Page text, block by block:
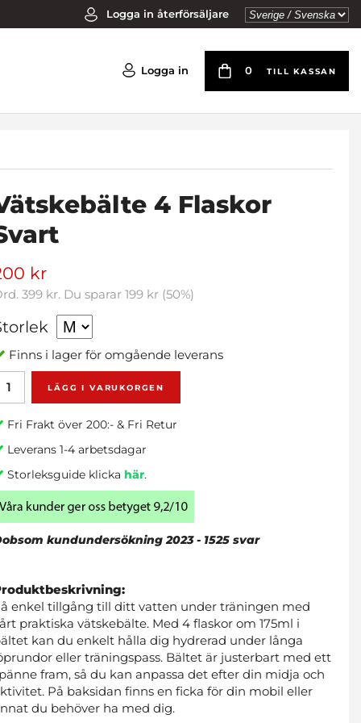
Logga in återförsäljare
Logga in 0 TILL KASSAN
4 Flaskor
kr
399 kr. Du sparar199 kr (50%)
Finns i lager för omgående leverans
LÄGG I VARUKORGEN
Fri Frakt över 200:- & Fri Retur
Leverans 1-4 arbetsdagar
Storleksguide klickahär.
kundundersökning 2023 - 1525 svar
enkel tillgång till ditt vatten under träningen med
praktiska vätskebälte. Med 4 flaskor om 175ml i
kan du enkelt hålla dig hydrerad under långa
eller träningspass. Bältet är justerbart med ett
fram, så du kan anpassa det efter din midja och
På baksidan finns en ficka för din mobil eller
du behöver ha med dig.